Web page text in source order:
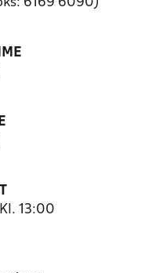
6169 6090)
13:00